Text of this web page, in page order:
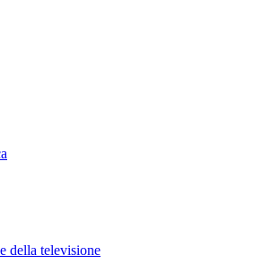
della televisione